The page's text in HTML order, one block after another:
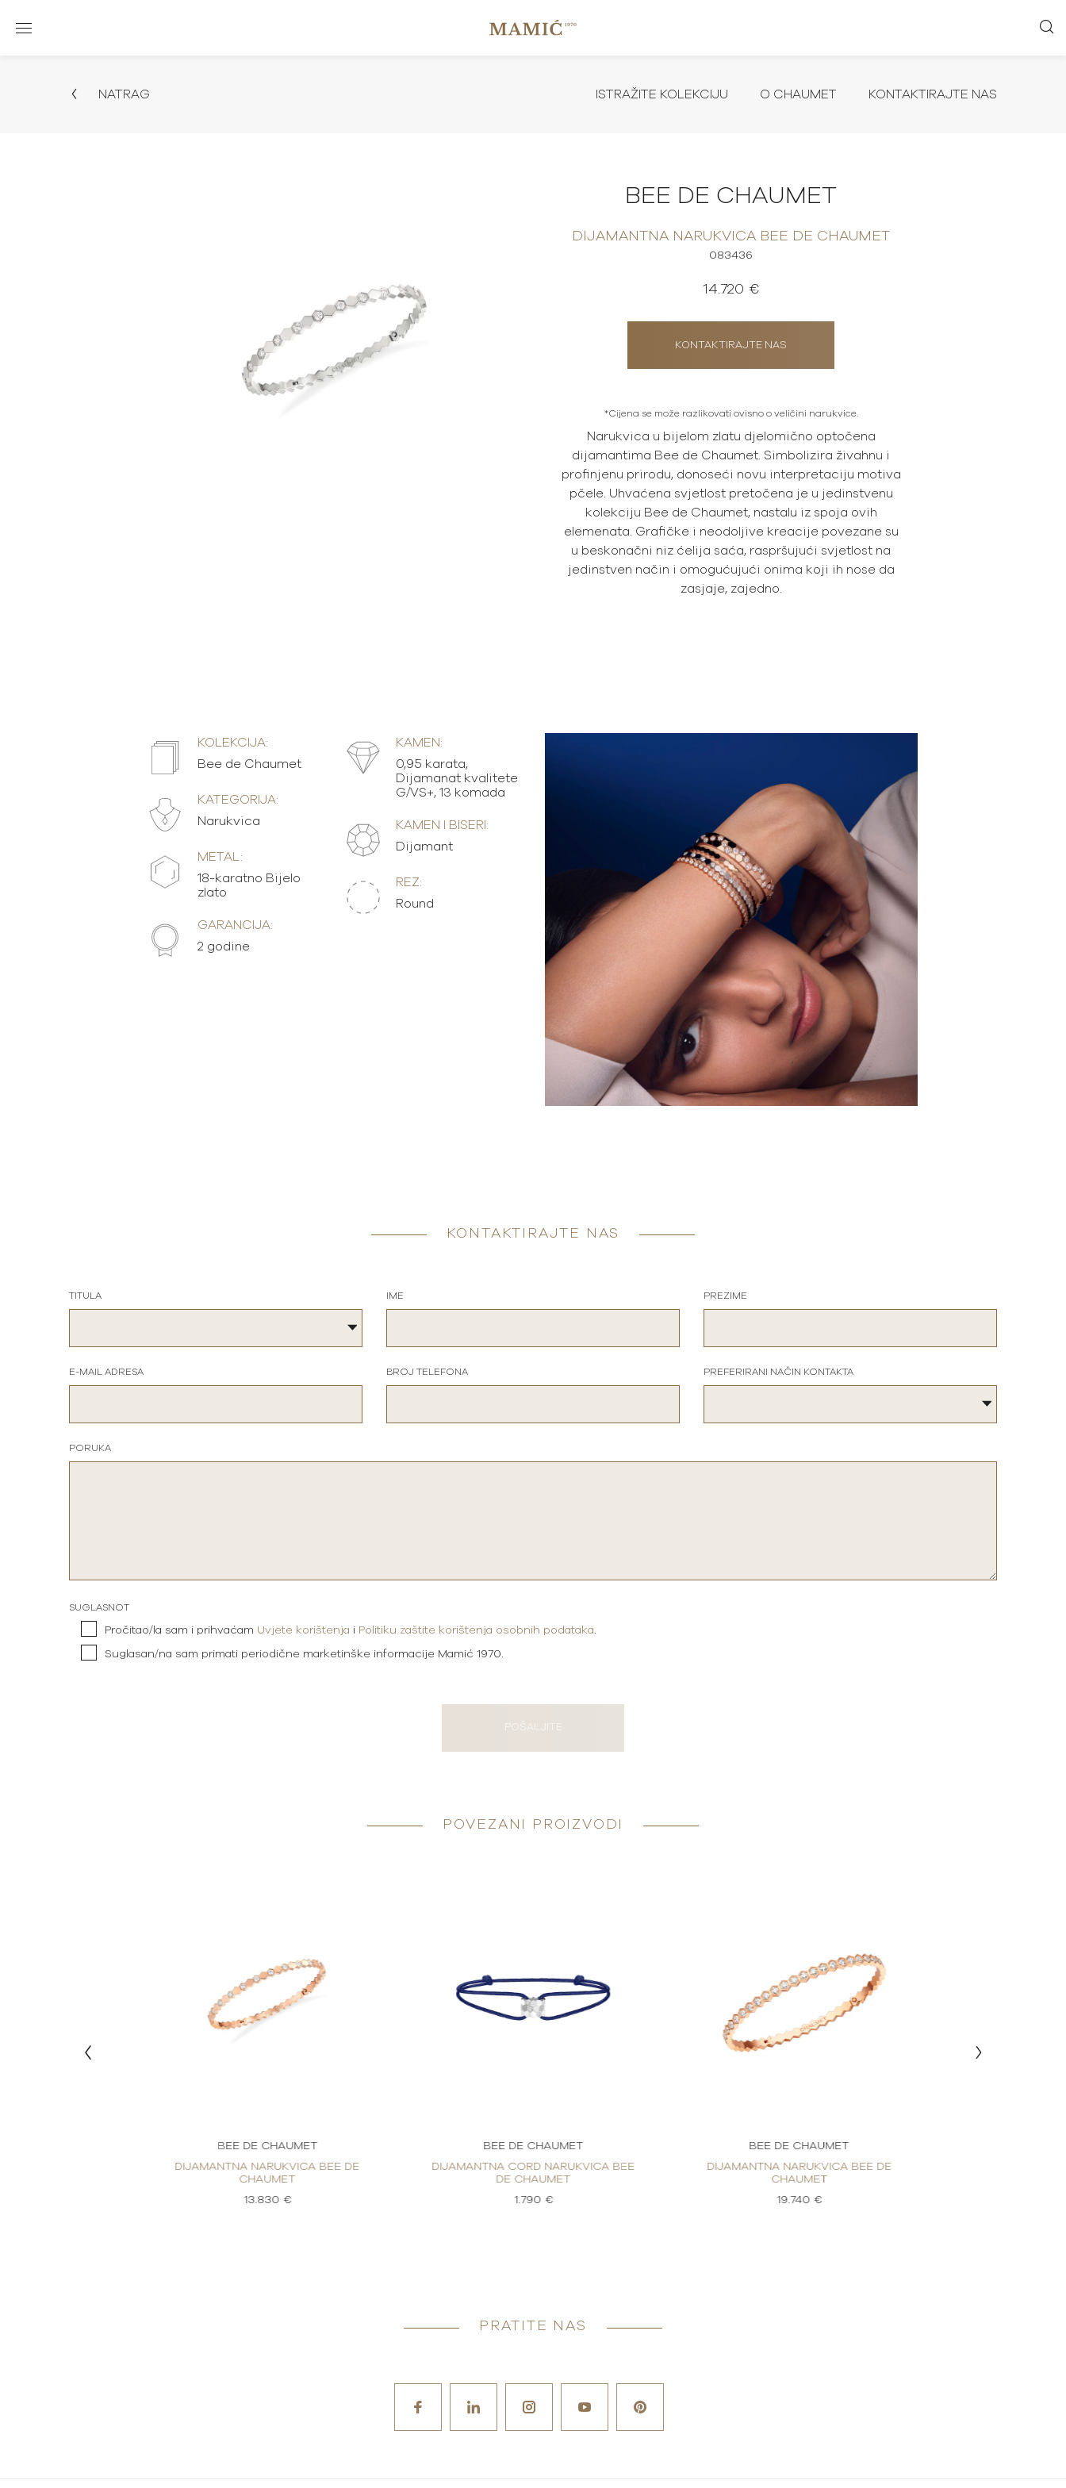
NATRAG ISTRAŽITE KOLEKCIJU O CHAUMET KONTAKTIRAJTE NAS
BEE DE CHAUMET
DIJAMANTNA NARUKVICA BEE DE CHAUMET
083436
14.720 €
KONTAKTIRAJTE NAS
*Cijena se može razlikovati ovisno o veličini narukvice.
Narukvica u bijelom zlatu djelomično optočena
dijamantima Bee de Chaumet. Simbolizira živahnu i
profinjenu prirodu, donoseći novu interpretaciju motiva
pčele. Uhvaćena svjetlost pretočena je u jedinstvenu
kolekciju Bee de Chaumet, nastalu iz spoja ovih
elemenata. Grafičke i neodoljive kreacije povezane su
u beskonačni niz ćelija saća, raspršujući svjetlost na
jedinstven način i omogućujući onima koji ih nose da
zasjaje, zajedno.
KOLEKCIJA:
Bee de Chaumet
KATEGORIJA:
Narukvica
METAL:
18-karatno Bijelo
zlato
GARANCIJA:
2 godine
KAMEN:
0,95 karata,
Dijamanat kvalitete
G/VS+, 13 komada
KAMEN I BISERI:
Dijamant
REZ:
Round
KONTAKTIRAJTE NAS
TITULA IME PREZIME
E-MAIL ADRESA BROJ TELEFONA PREFERIRANI NAČIN KONTAKTA
PORUKA
SUGLASNOT
Pročitao/la sam i prihvaćam Uvjete korištenja i Politiku zaštite korištenja osobnih podataka.
Suglasan/na sam primati periodične marketinške informacije Mamić 1970.
POŠALJITE
POVEZANI PROIZVODI
BEE DE CHAUMET
DIJAMANTNA NARUKVICA BEE DE
CHAUMET
13.830 €
BEE DE CHAUMET
DIJAMANTNA CORD NARUKVICA BEE
DE CHAUMET
1.790 €
BEE DE CHAUMET
DIJAMANTNA NARUKVICA BEE DE
CHAUMET
19.740 €
PRATITE NAS